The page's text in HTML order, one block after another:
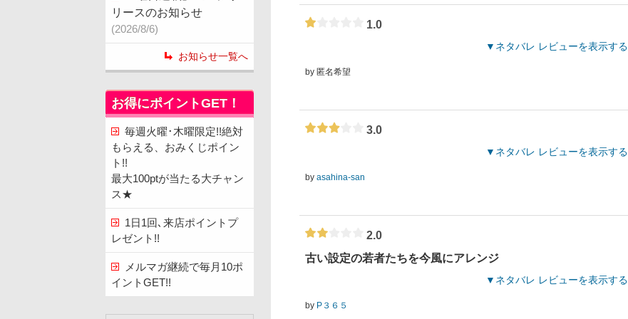
1.0
ネタバレ レビューを表示する
by 匿名希望
3.0
ネタバレ レビューを表示する
by asahina-san
2.0
古い設定の若者たちを今風にアレンジ
ネタバレ レビューを表示する
by P３６５
リースのお知らせ
(2026/8/6)
お知らせ一覧へ
お得にポイントGET！
毎週火曜･木曜限定!!絶対
もらえる、おみくじポイン
ト!!
最大100ptが当たる大チャン
ス★
1日1回､来店ポイントプ
レゼント!!
メルマガ継続で毎月10ポ
イントGET!!